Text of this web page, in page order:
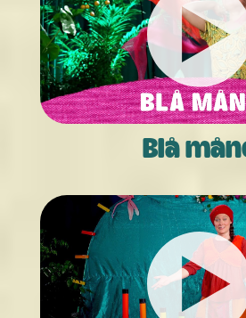
Blå